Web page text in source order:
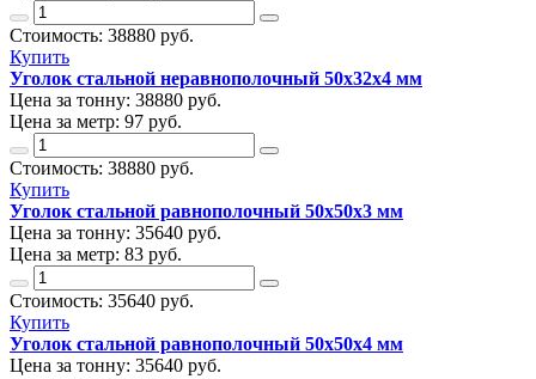
Стоимость: 38880 руб.
Купить
Уголок стальной неравнополочный 50х32х4 мм
Цена за тонну: 38880 руб.
Цена за метр: 97 руб.
Стоимость: 38880 руб.
Купить
Уголок стальной равнополочный 50х50х3 мм
Цена за тонну: 35640 руб.
Цена за метр: 83 руб.
Стоимость: 35640 руб.
Купить
Уголок стальной равнополочный 50х50х4 мм
Цена за тонну: 35640 руб.